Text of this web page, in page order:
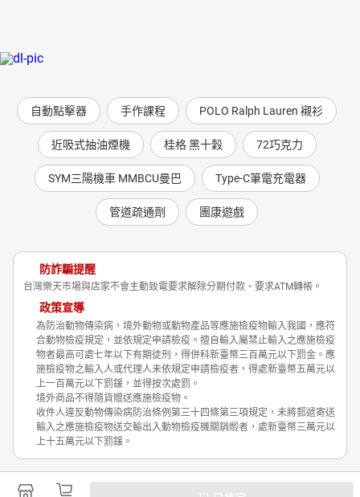
自動點擊器 手作課程 POLO Ralph Lauren 襯衫
近吸式抽油煙機 桂格 黑十穀 72巧克力
SYM三陽機車 MMBCU曼巴 Type-C筆電充電器
管道疏通劑 團康遊戲
防詐騙提醒
台灣樂天市場與店家不會主動致電要求解除分期付款、要求ATM轉帳。
政策宣導
為防治動物傳染病，境外動物或動物產品等應施檢疫物輸入我國，應符
合動物檢疫規定，並依規定申請檢疫。擅自輸入屬禁止輸入之應施檢疫
物者最高可處七年以下有期徒刑，得併科新臺幣三百萬元以下罰金。應
施檢疫物之輸入人或代理人未依規定申請檢疫者，得處新臺幣五萬元以
上一百萬元以下罰鍰，並得按次處罰。
境外商品不得隨貨贈送應施檢疫物。
收件人違反動物傳染病防治條例第三十四條第三項規定，未將郵遞寄送
輸入之應施檢疫物送交輸出入動物檢疫機關銷燬者，處新臺幣三萬元以
上十五萬元以下罰鍰。
Shopping is Entertainment!